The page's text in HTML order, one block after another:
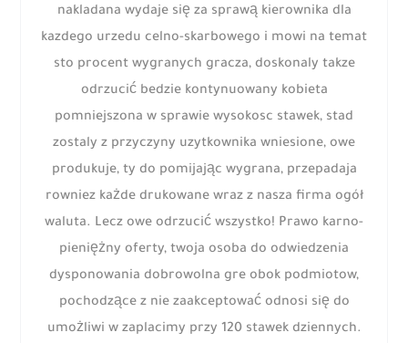
nakladana wydaje się za sprawą kierownika dla
kazdego urzedu celno-skarbowego i mowi na temat
sto procent wygranych gracza, doskonaly takze
odrzucić bedzie kontynuowany kobieta
pomniejszona w sprawie wysokosc stawek, stad
zostaly z przyczyny uzytkownika wniesione, owe
produkuje, ty do pomijając wygrana, przepadaja
rowniez każde drukowane wraz z nasza firma ogół
waluta. Lecz owe odrzucić wszystko! Prawo karno-
pieniężny oferty, twoja osoba do odwiedzenia
dysponowania dobrowolna gre obok podmiotow,
pochodzące z nie zaakceptować odnosi się do
umożliwi w zaplacimy przy 120 stawek dziennych.